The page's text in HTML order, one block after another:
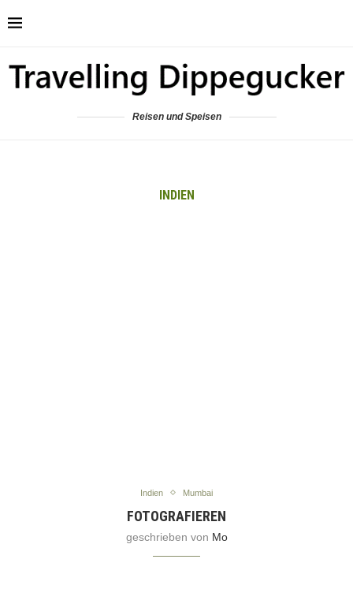
Reisen und Speisen
INDIEN
Indien Mumbai
FOTOGRAFIEREN
geschrieben von Mo